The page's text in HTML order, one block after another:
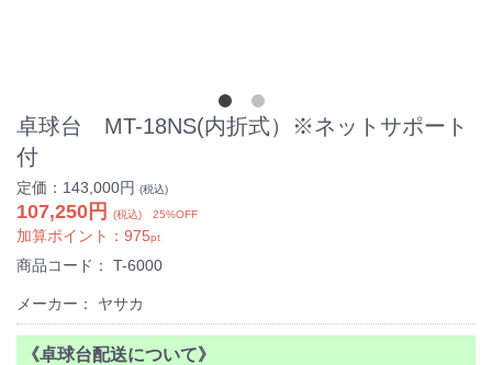
卓球台 MT-18NS(内折式）※ネットサポート
付
定価： 143,000円 (税込)
107,250円 (税込) 25%OFF
加算ポイント：975pt
商品コード：T-6000
メーカー： ヤサカ
《卓球台配送について》